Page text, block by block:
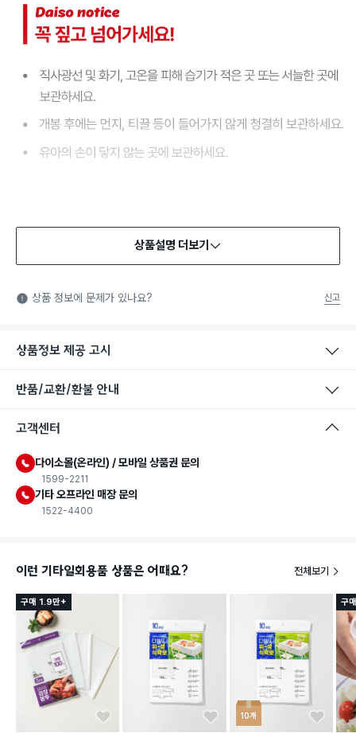
식품용 기구: 식품위생법에서 정한 규격에 따라 제조되어 식품 또
는 식품첨가물에 사용할 수 있는 식품용기구라는 표시입니다.
상품설명 더보기
상품 정보에 문제가 있나요? 신고
상품정보 제공 고시
반품/교환/환불 안내
고객센터
다이소몰(온라인) / 모바일 상품권 문의
1599-2211
기타 오프라인 매장 문의
1522-4400
이런 기타일회용품 상품은 어때요? 전체보기
구매 1.9만+
10개
구